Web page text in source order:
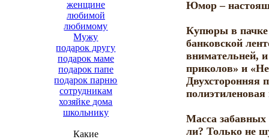
женщине
любимой
любимому
Мужу
подарок другу
подарок маме
подарок папе
подарок парню
сотрудникам
хозяйке дома
школьнику
Какие
Юмор –
Купюры в пачке
банковской
внимательней,
приколов» и
Двухсторонняя
полиэтиленовая
Масса
ли? Только не